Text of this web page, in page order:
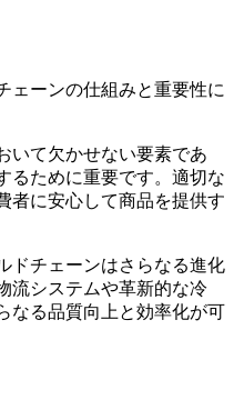
ェーンの仕組みと重要性に
いて欠かせない要素であ
るために重要です。適切な
者に安心して商品を提供す
ドチェーンはさらなる進化
流システムや革新的な冷
なる品質向上と効率化が可